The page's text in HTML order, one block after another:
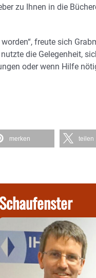
zu Ihnen in die
freute sich
die Gelegenheit,
oder wenn Hilfe
merken teilen
Schaufenster